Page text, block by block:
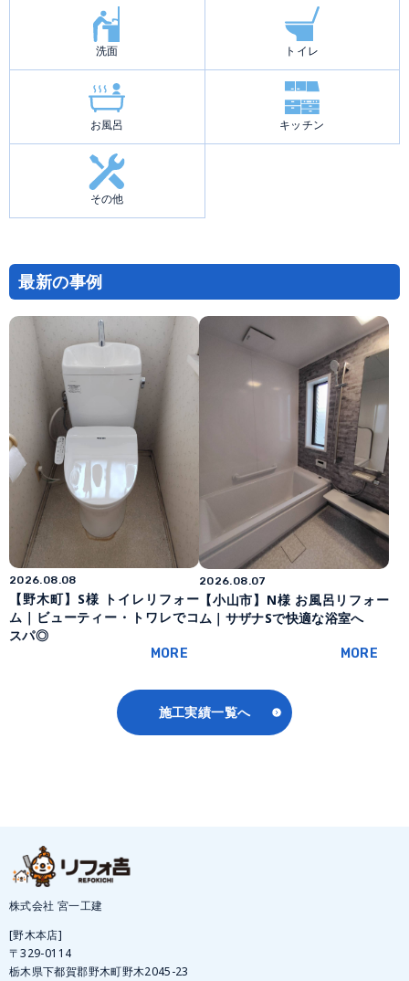
洗面 トイレ
お風呂 キッチン
その他
最新の事例
2026.08.08
【野木町】S様 トイレリフォー
ム｜ビューティー・トワレでコ
スパ◎
MORE
2026.08.07
【小山市】N様 お風呂リフォー
ム｜サザナSで快適な浴室へ
MORE
施工実績一覧へ
株式会社 宮一工建
[野木本店]
〒329-0114
栃木県下都賀郡野木町野木2045-23